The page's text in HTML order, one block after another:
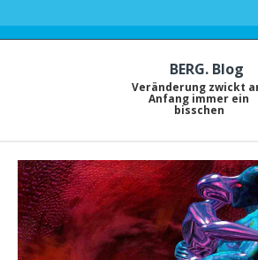
BERG. Blog
Veränderung zwickt
Anfang immer ein
bisschen